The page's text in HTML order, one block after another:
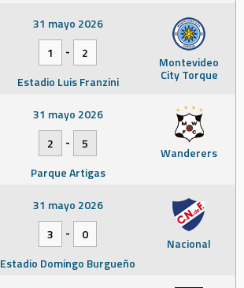
Montevideo
City Torque
31 mayo 2026
1
-
2
Estadio Luis Franzini
Wanderers
31 mayo 2026
2
-
5
Parque Artigas
Nacional
31 mayo 2026
3
-
0
Estadio Domingo Burgueño